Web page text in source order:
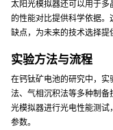
太阳光模拟器还可以用于
的性能对比提供科学依据
缺点，为未来的技术选择提
实验方法与流程
在钙钛矿电池的研究中，
法、气相沉积法等多种制备
光模拟器进行光电性能测
参数。